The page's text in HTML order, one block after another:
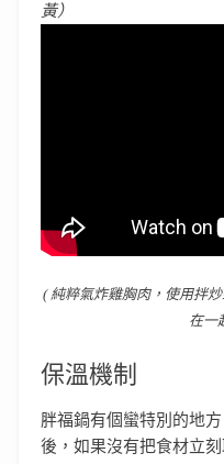
黃）
( 純粹氣炸雞胸肉，使用拌
在一
保溫機制
胖福鍋有個蠻特別的地
後，如果沒有把食材立